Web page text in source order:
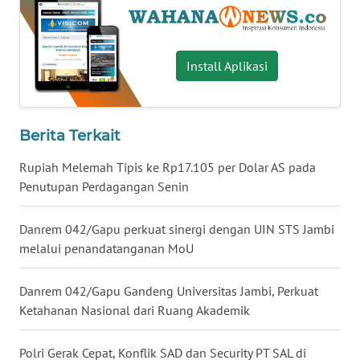
Install Aplikasi
Berita Terkait
Rupiah Melemah Tipis ke Rp17.105 per Dolar AS pada
Penutupan Perdagangan Senin
Danrem 042/Gapu perkuat sinergi dengan UIN STS Jambi
melalui penandatanganan MoU
Danrem 042/Gapu Gandeng Universitas Jambi, Perkuat
Ketahanan Nasional dari Ruang Akademik
Polri Gerak Cepat, Konflik SAD dan Security PT SAL di
WN
BABEL
WN
SUMBAR
WN